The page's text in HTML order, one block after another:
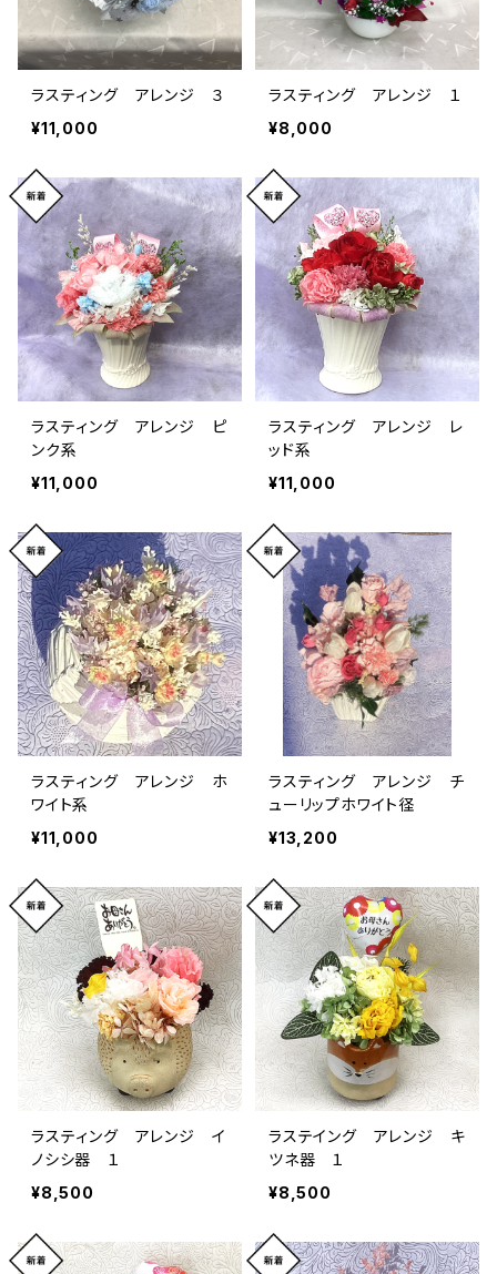
ラスティング アレンジ ３
¥11,000
ラスティング アレンジ １
¥8,000
ラスティング アレンジ ピ
ンク系
¥11,000
ラスティング アレンジ レ
ッド系
¥11,000
ラスティング アレンジ ホ
ワイト系
¥11,000
ラスティング アレンジ チ
ューリップホワイト径
¥13,200
ラスティング アレンジ イ
ノシシ器 １
¥8,500
ラステイング アレンジ キ
ツネ器 １
¥8,500